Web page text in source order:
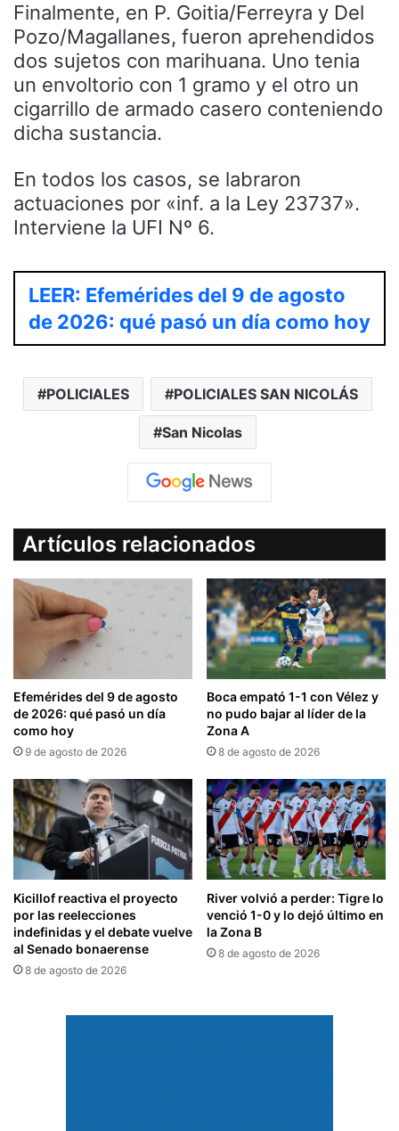
Finalmente, en P. Goitia/Ferreyra y Del
Pozo/Magallanes, fueron aprehendidos
dos sujetos con marihuana. Uno tenia
un envoltorio con 1 gramo y el otro un
cigarrillo de armado casero conteniendo
dicha sustancia.
En todos los casos, se labraron
actuaciones por «inf. a la Ley 23737».
Interviene la UFI Nº 6.
LEER: Efemérides del 9 de agosto
de 2026: qué pasó un día como hoy
POLICIALES POLICIALES SAN NICOLÁS
San Nicolas
Artículos relacionados
Efemérides del 9 de agosto
de 2026: qué pasó un día
como hoy
9 de agosto de 2026
Boca empató 1-1 con Vélez y
no pudo bajar al líder de la
Zona A
8 de agosto de 2026
Kicillof reactiva el proyecto
por las reelecciones
indefinidas y el debate vuelve
al Senado bonaerense
8 de agosto de 2026
River volvió a perder: Tigre lo
venció 1-0 y lo dejó último en
la Zona B
8 de agosto de 2026